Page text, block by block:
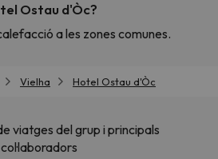
Ostau d'Òc?
a les zones comunes.
Vielha Hotel Ostau d'Òc
viatges del grup i principals
col·laboradors